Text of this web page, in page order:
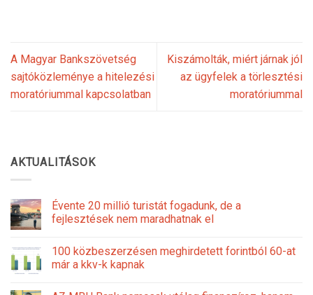
A Magyar Bankszövetség
sajtóközleménye a hitelezési
moratóriummal kapcsolatban
Kiszámolták, miért járnak jól
az ügyfelek a törlesztési
moratóriummal
AKTUALITÁSOK
Évente 20 millió turistát fogadunk, de a
fejlesztések nem maradhatnak el
100 közbeszerzésen meghirdetett forintból 60-at
már a kkv-k kapnak